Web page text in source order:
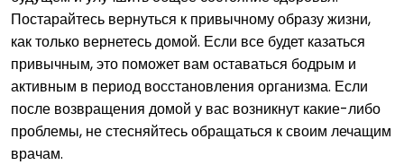
Постарайтесь вернуться к привычному образу жизни,
как только вернетесь домой. Если все будет казаться
привычным, это поможет вам оставаться бодрым и
активным в период восстановления организма. Если
после возвращения домой у вас возникнут какие-либо
проблемы, не стесняйтесь обращаться к своим лечащим
врачам.